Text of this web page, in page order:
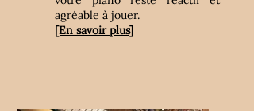
agréable à jouer.
[En savoir plus]